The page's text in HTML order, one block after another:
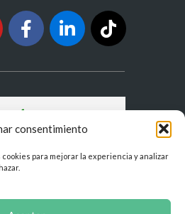
consentimiento
cookies para mejorar la experiencia y analizar